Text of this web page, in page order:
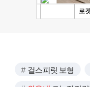
걸스피릿 보형